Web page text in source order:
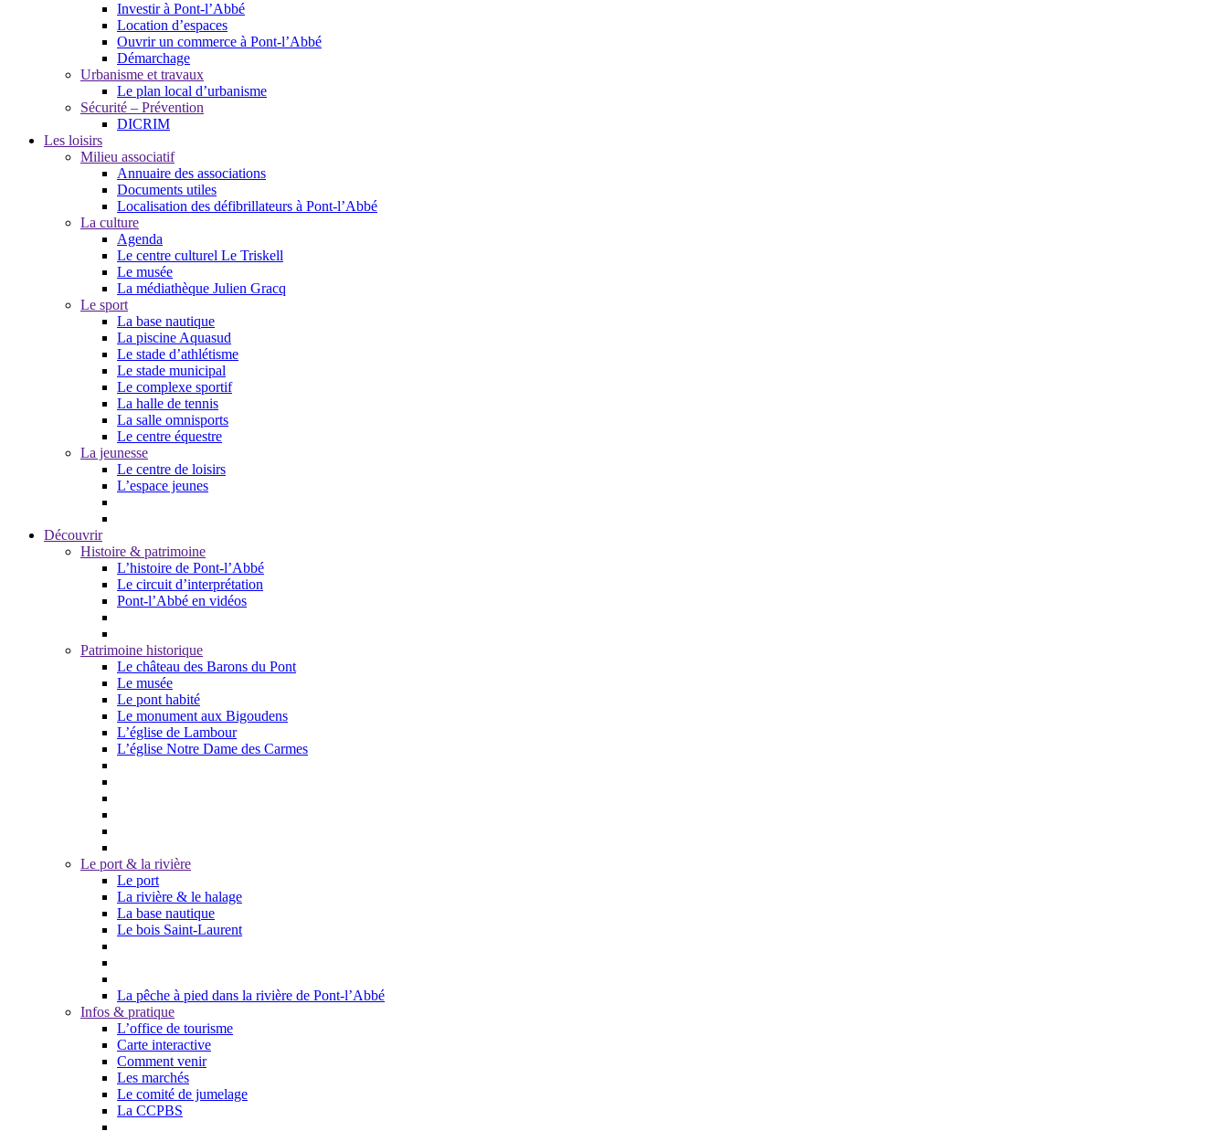
Investir à Pont-l’Abbé
Location d’espaces
Ouvrir un commerce à Pont-l’Abbé
Démarchage
Urbanisme et travaux
Le plan local d’urbanisme
Sécurité – Prévention
DICRIM
Les loisirs
Milieu associatif
Annuaire des associations
Documents utiles
Localisation des défibrillateurs à Pont-l’Abbé
La culture
Agenda
Le centre culturel Le Triskell
Le musée
La médiathèque Julien Gracq
Le sport
La base nautique
La piscine Aquasud
Le stade d’athlétisme
Le stade municipal
Le complexe sportif
La halle de tennis
La salle omnisports
Le centre équestre
La jeunesse
Le centre de loisirs
L’espace jeunes
Découvrir
Histoire & patrimoine
L’histoire de Pont-l’Abbé
Le circuit d’interprétation
Pont-l’Abbé en vidéos
Patrimoine historique
Le château des Barons du Pont
Le musée
Le pont habité
Le monument aux Bigoudens
L’église de Lambour
L’église Notre Dame des Carmes
Le port & la rivière
Le port
La rivière & le halage
La base nautique
Le bois Saint-Laurent
La pêche à pied dans la rivière de Pont-l’Abbé
Infos & pratique
L’office de tourisme
Carte interactive
Comment venir
Les marchés
Le comité de jumelage
La CCPBS